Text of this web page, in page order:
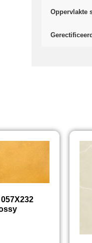
Oppervlakte
Gerectificeerd